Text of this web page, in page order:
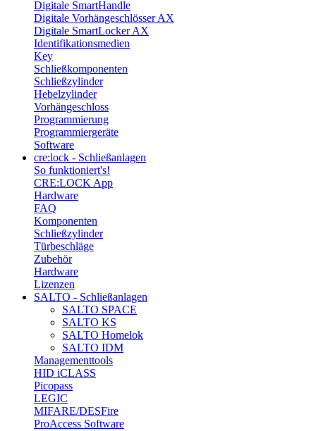
Digitale SmartHandle
Digitale Vorhängeschlösser AX
Digitale SmartLocker AX
Identifikationsmedien
Key
Schließkomponenten
Schließzylinder
Hebelzylinder
Vorhängeschloss
Programmierung
Programmiergeräte
Software
cre:lock - Schließanlagen
So funktioniert's!
CRE:LOCK App
Hardware
FAQ
Komponenten
Schließzylinder
Türbeschläge
Zubehör
Hardware
Lizenzen
SALTO - Schließanlagen
SALTO SPACE
SALTO KS
SALTO Homelok
SALTO IDM
Managementtools
HID iCLASS
Picopass
LEGIC
MIFARE/DESFire
ProAccess Software